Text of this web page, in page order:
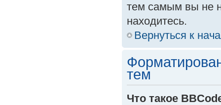
тем самым вы не
находитесь.
Вернуться к
тем
Что такое